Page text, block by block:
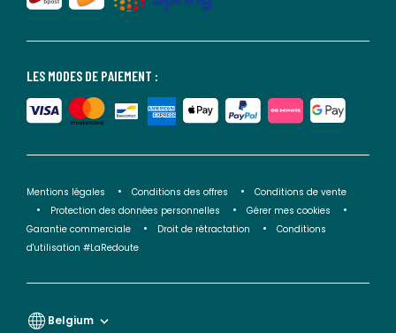
LES MODES DE PAIEMENT :
Mentions légales Conditions des offres
Conditions de vente
Protection des données personnelles
Gérer mes cookies
Garantie commerciale
Droit de rétractation
Conditions
d'utilisation #LaRedoute
Belgium